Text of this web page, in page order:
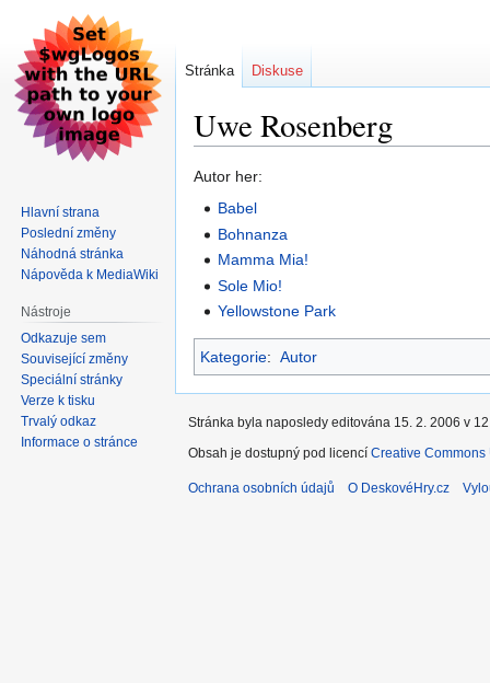
Uwe Rosenberg
Skočit
Skočit
Autor her:
Babel
Bohnanza
Mamma Mia!
Sole Mio!
Yellowstone Park
Kategorie: Autor
Stránka Diskuse
Hlavní strana
Poslední změny
Náhodná stránka
Nápověda k MediaWiki
Nástroje
Odkazuje sem
Související změny
Speciální stránky
Verze k tisku
Trvalý odkaz
Informace o stránce
Stránka byla naposledy editována 15. 2. 2006 v
Obsah je dostupný pod licencí Creative
Ochrana osobních údajů O DeskovéHry.cz